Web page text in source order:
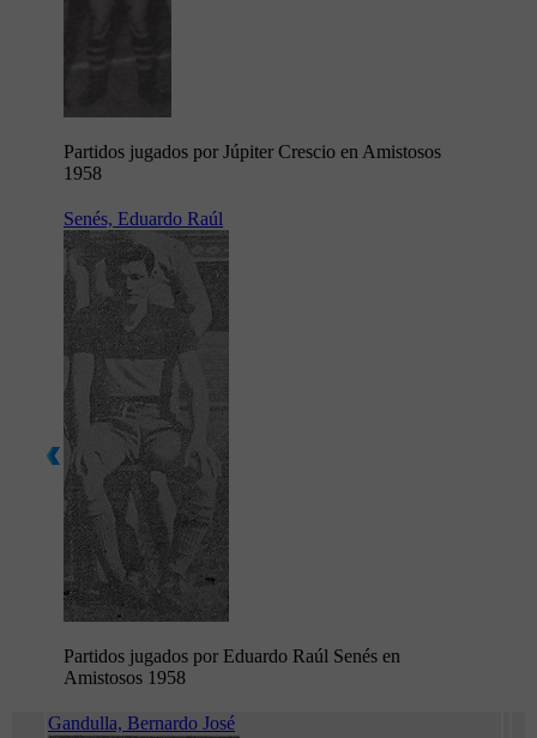
Partidos jugados por Júpiter Crescio en Amistosos
1958
Senés, Eduardo Raúl
Partidos jugados por Eduardo Raúl Senés en
Amistosos 1958
Gandulla, Bernardo José